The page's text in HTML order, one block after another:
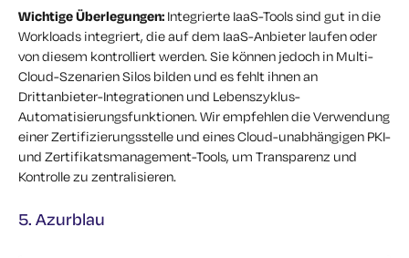
Wichtige Überlegungen: Integrierte IaaS-Tools sind gut in die
Workloads integriert, die auf dem IaaS-Anbieter laufen oder
von diesem kontrolliert werden. Sie können jedoch in Multi-
Cloud-Szenarien Silos bilden und es fehlt ihnen an
Drittanbieter-Integrationen und Lebenszyklus-
Automatisierungsfunktionen. Wir empfehlen die Verwendung
einer Zertifizierungsstelle und eines Cloud-unabhängigen PKI-
und Zertifikatsmanagement-Tools, um Transparenz und
Kontrolle zu zentralisieren.
5. Azurblau